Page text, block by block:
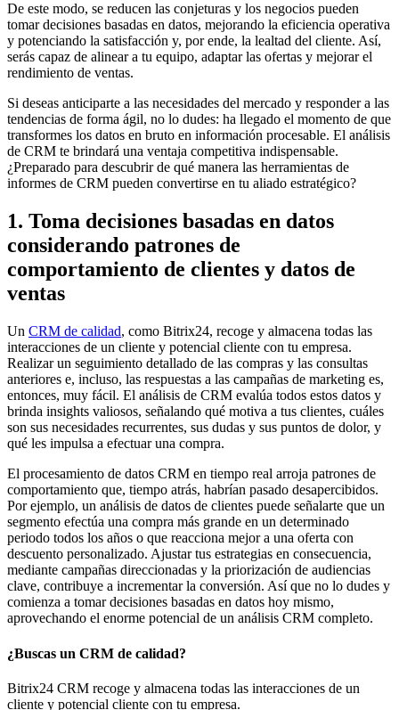
De este modo, se reducen las conjeturas y los negocios pueden
tomar decisiones basadas en datos, mejorando la eficiencia operativa
y potenciando la satisfacción y, por ende, la lealtad del cliente. Así,
serás capaz de alinear a tu equipo, adaptar las ofertas y mejorar el
rendimiento de ventas.
Si deseas anticiparte a las necesidades del mercado y responder a las
tendencias de forma ágil, no lo dudes: ha llegado el momento de que
transformes los datos en bruto en información procesable. El análisis
de CRM te brindará una ventaja competitiva indispensable.
¿Preparado para descubrir de qué manera las herramientas de
informes de CRM pueden convertirse en tu aliado estratégico?
1. Toma decisiones basadas en datos
considerando patrones de
comportamiento de clientes y datos de
ventas
Un CRM de calidad, como Bitrix24, recoge y almacena todas las
interacciones de un cliente y potencial cliente con tu empresa.
Realizar un seguimiento detallado de las compras y las consultas
anteriores e, incluso, las respuestas a las campañas de marketing es,
entonces, muy fácil. El análisis de CRM evalúa todos estos datos y
brinda insights valiosos, señalando qué motiva a tus clientes, cuáles
son sus necesidades recurrentes, sus dudas y sus puntos de dolor, y
qué les impulsa a efectuar una compra.
El procesamiento de datos CRM en tiempo real arroja patrones de
comportamiento que, tiempo atrás, habrían pasado desapercibidos.
Por ejemplo, un análisis de datos de clientes puede señalarte que un
segmento efectúa una compra más grande en un determinado
periodo todos los años o que reacciona mejor a una oferta con
descuento personalizado. Ajustar tus estrategias en consecuencia,
mediante campañas direccionadas y la priorización de audiencias
clave, contribuye a incrementar la conversión. Así que no lo dudes y
comienza a tomar decisiones basadas en datos hoy mismo,
aprovechando el enorme potencial de un análisis CRM completo.
¿Buscas un CRM de calidad?
Bitrix24 CRM recoge y almacena todas las interacciones de un
cliente y potencial cliente con tu empresa.